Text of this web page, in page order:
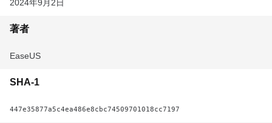
2024年9月2日
著者
EaseUS
SHA-1
447e35877a5c4ea486e8cbc74509701018cc7197